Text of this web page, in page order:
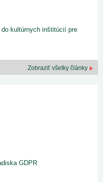
kultúrnych inštitúcií pre
Zobraziť všetky články
GDPR